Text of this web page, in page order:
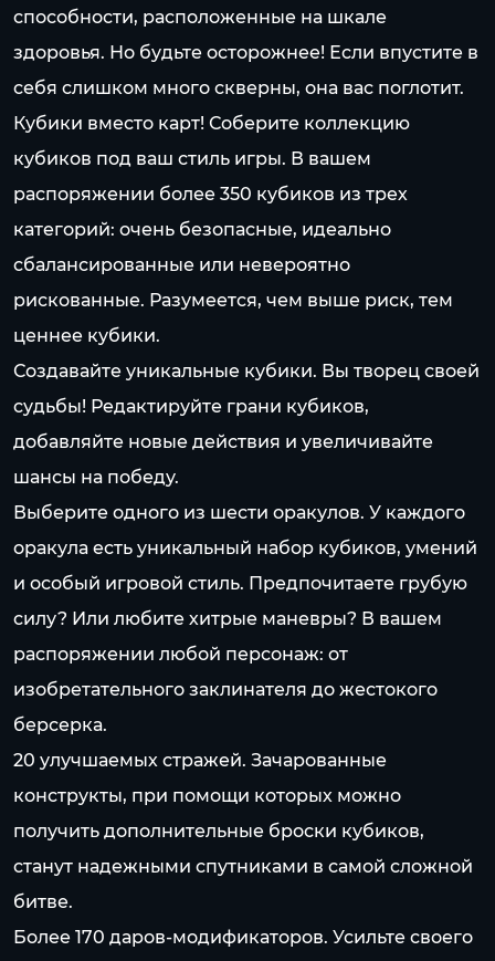
способности, расположенные на шкале
здоровья. Но будьте осторожнее! Если впустите в
себя слишком много скверны, она вас поглотит.
Кубики вместо карт! Соберите коллекцию
кубиков под ваш стиль игры. В вашем
распоряжении более 350 кубиков из трех
категорий: очень безопасные, идеально
сбалансированные или невероятно
рискованные. Разумеется, чем выше риск, тем
ценнее кубики.
Создавайте уникальные кубики. Вы творец своей
судьбы! Редактируйте грани кубиков,
добавляйте новые действия и увеличивайте
шансы на победу.
Выберите одного из шести оракулов. У каждого
оракула есть уникальный набор кубиков, умений
и особый игровой стиль. Предпочитаете грубую
силу? Или любите хитрые маневры? В вашем
распоряжении любой персонаж: от
изобретательного заклинателя до жестокого
берсерка.
20 улучшаемых стражей. Зачарованные
конструкты, при помощи которых можно
получить дополнительные броски кубиков,
станут надежными спутниками в самой сложной
битве.
Более 170 даров-модификаторов. Усильте своего